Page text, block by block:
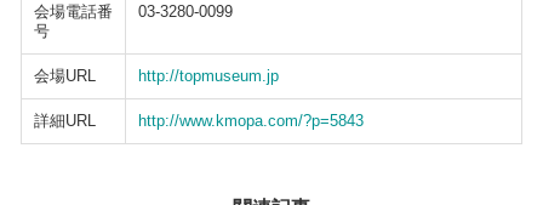
会場電話番
号
03-3280-0099
会場URL http://topmuseum.jp
詳細URL http://www.kmopa.com/?p=5843